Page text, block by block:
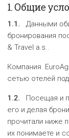
1. Общие
1.1. Данными
бронирования
& Travel a.s..
Компания
сетью отелей
1.2. Посещая и
его и делая
прочитали ниже
их понимаете и